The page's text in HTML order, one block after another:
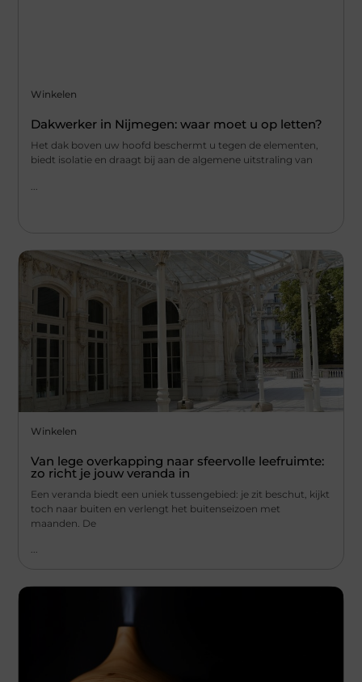
Winkelen
Dakwerker in Nijmegen: waar moet u op letten?
Het dak boven uw hoofd beschermt u tegen de elementen,
biedt isolatie en draagt bij aan de algemene uitstraling van
Winkelen
Van lege overkapping naar sfeervolle leefruimte:
zo richt je jouw veranda in
Een veranda biedt een uniek tussengebied: je zit beschut, kijkt
toch naar buiten en verlengt het buitenseizoen met
maanden. De
...